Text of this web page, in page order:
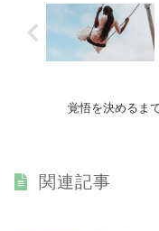
覚悟を決めるま
関連記事